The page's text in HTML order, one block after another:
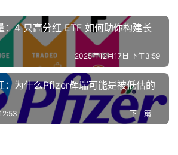
：4 只高分红 ETF 如何助你构建长
2025年12月17日 下午3:59
：为什么Pfizer辉瑞可能是被低估的
下一篇